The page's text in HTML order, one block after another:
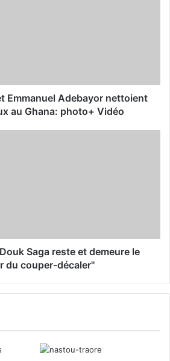
Emmanuel Adebayor nettoient
au Ghana: photo+ Vidéo
Saga reste et demeure le
du couper-décaler"